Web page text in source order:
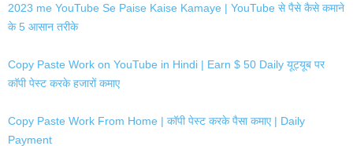
2023 me YouTube Se Paise Kaise Kamaye | YouTube से पैसे कैसे कमाने
के 5 आसान तरीके
Copy Paste Work on YouTube in Hindi | Earn $ 50 Daily यूट्यूब पर
कॉपी पेस्ट करके हजारों कमाए
Copy Paste Work From Home | कॉपी पेस्ट करके पैसा कमाए | Daily
Payment